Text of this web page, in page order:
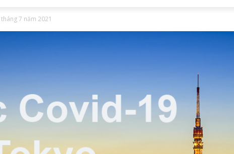
7 năm 2021